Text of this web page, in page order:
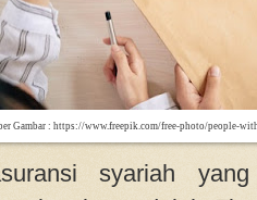
Gambar : https://www.freepik.com/free-photo/people-
syariah